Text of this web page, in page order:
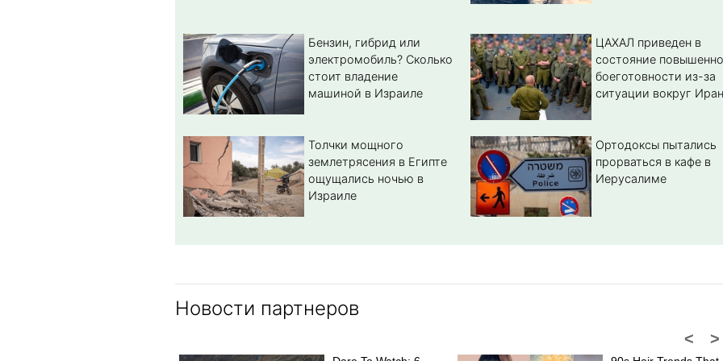
Бензин, гибрид или
электромобиль? Cколько
стоит владение
машиной в Израиле
ЦАХАЛ приведен в
состояние
боеготовности из-за
ситуации вокруг
Толчки мощного
землетрясения в Египте
ощущались ночью в
Израиле
Ортодоксы пытались
прорваться в кафе в
Иерусалиме
Новости партнеров
>
<